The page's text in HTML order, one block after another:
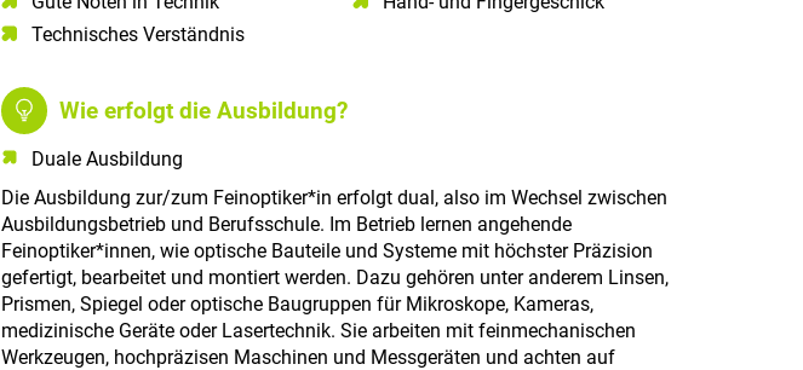
Technisches Verständnis​
Wie erfolgt die Ausbildung?
Duale Ausbildung
Die Ausbildung zur/zum Feinoptiker*in erfolgt dual, also im Wechsel zwischen
Ausbildungsbetrieb und Berufsschule. Im Betrieb lernen angehende
Feinoptiker*innen, wie optische Bauteile und Systeme mit höchster Präzision
gefertigt, bearbeitet und montiert werden. Dazu gehören unter anderem Linsen,
Prismen, Spiegel oder optische Baugruppen für Mikroskope, Kameras,
medizinische Geräte oder Lasertechnik. Sie arbeiten mit feinmechanischen
Werkzeugen, hochpräzisen Maschinen und Messgeräten und achten auf